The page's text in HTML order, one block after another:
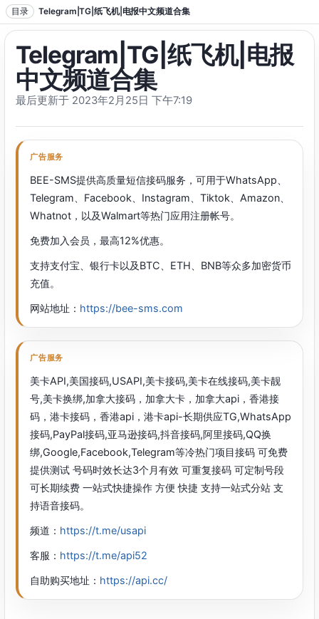
跳转到正文
目录 Telegram|TG|纸飞机|电报中文频道合集
Telegram|TG|纸飞机|电报
中文频道合集
最后更新于 2023年2月25日 下午7:19
广告服务
BEE-SMS提供高质量短信接码服务，可用于WhatsApp、
Telegram、Facebook、Instagram、Tiktok、Amazon、
Whatnot，以及Walmart等热门应用注册帐号。
免费加入会员，最高12%优惠。
支持支付宝、银行卡以及BTC、ETH、BNB等众多加密货币
充值。
网站地址： https://bee-sms.com
广告服务
美卡API,美国接码,USAPI,美卡接码,美卡在线接码,美卡靓
号,美卡换绑,加拿大接码，加拿大卡，加拿大api，香港接
码，港卡接码，香港api，港卡api-长期供应TG,WhatsApp
接码,PayPal接码,亚马逊接码,抖音接码,阿里接码,QQ换
绑,Google,Facebook,Telegram等冷热门项目接码 可免费
提供测试 号码时效长达3个月有效 可重复接码 可定制号段
可长期续费 一站式快捷操作 方便 快捷 支持一站式分站 支
持语音接码。
频道： https://t.me/usapi
客服： https://t.me/api52
自助购买地址： https://api.cc/